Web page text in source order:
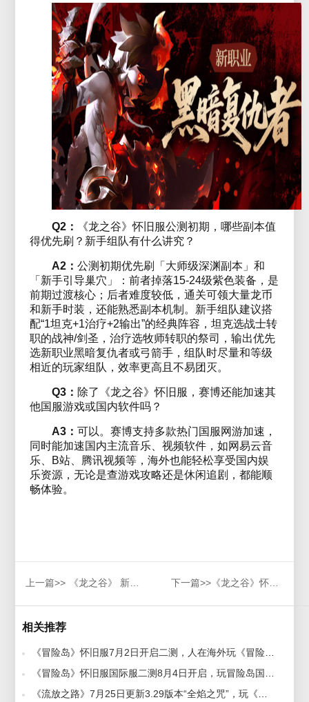
Q2：
《龙之谷》怀旧服公测初期，哪些副本值
得优先刷？新手组队有什么讲究？
A2： 公测初期优先刷「大师级深渊副本」和
「新手引导巢穴」：前者掉落15-24级紫色装备，是
前期过渡核心；后者难度较低，通关可领大量龙币
和新手时装，还能熟悉副本机制。新手组队建议搭
配“1坦克+1治疗+2输出”的经典阵容，坦克选战士转
职的战神/剑圣，治疗选牧师转职的祭司，输出优先
选新职业黑暗复仇者或弓箭手，组队时尽量和等级
相近的玩家组队，效率更高且不易团灭。
Q3： 除了《龙之谷》怀旧服，赛博还能加速其
他国服游戏或国内软件吗？
A3： 可以。赛博支持多款热门国服网游加速，
同时能加速国内主流音乐、视频软件，如网易云音
乐、B站、腾讯视频等，海外也能轻松享受国内娱
乐资源，无论是查游戏攻略还是休闲追剧，都能顺
畅体验。
上一篇>> 《龙之谷》 新服「爽玩服」开服，同步更新春日爽玩季 下一篇>>《龙之谷》怀旧服两周年版本即将更新，国外玩国服游戏加速器推荐
相关推荐
《冒险岛》怀旧服7月2日开启二测，人在海外玩《冒险岛》怀旧服加速器推荐 2026-06-29
《冒险岛》怀旧服国际服二测8月4日开启，玩冒险岛国际服加速器推荐 2026-08-03
《流放之路》7月25日更新3.29版本“全焰之咒”，玩《流放之路》好用的加速器推荐 2026-07-17